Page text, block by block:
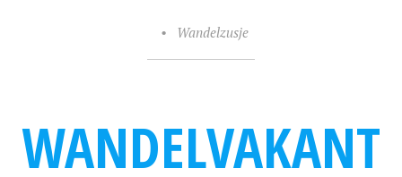
• Wandelzusje
WANDELVAKANT